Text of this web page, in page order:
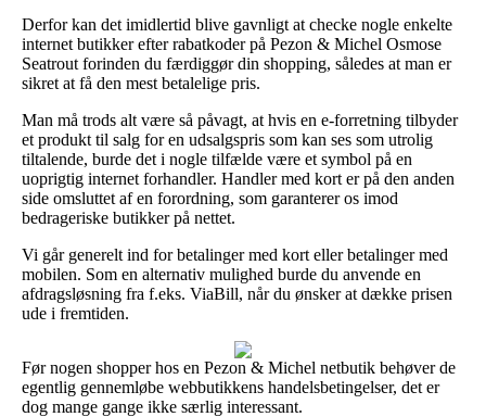
Derfor kan det imidlertid blive gavnligt at checke nogle enkelte
internet butikker efter rabatkoder på Pezon & Michel Osmose
Seatrout forinden du færdiggør din shopping, således at man er
sikret at få den mest betalelige pris.
Man må trods alt være så påvagt, at hvis en e-forretning tilbyder
et produkt til salg for en udsalgspris som kan ses som utrolig
tiltalende, burde det i nogle tilfælde være et symbol på en
uoprigtig internet forhandler. Handler med kort er på den anden
side omsluttet af en forordning, som garanterer os imod
bedrageriske butikker på nettet.
Vi går generelt ind for betalinger med kort eller betalinger med
mobilen. Som en alternativ mulighed burde du anvende en
afdragsløsning fra f.eks. ViaBill, når du ønsker at dække prisen
ude i fremtiden.
Før nogen shopper hos en Pezon & Michel netbutik behøver de
egentlig gennemløbe webbutikkens handelsbetingelser, det er
dog mange gange ikke særlig interessant.